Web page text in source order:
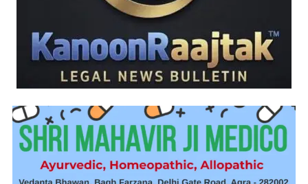
कानून राजतक